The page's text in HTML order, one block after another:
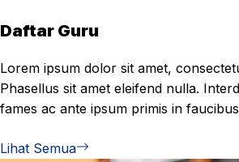
Daftar Guru
Lorem ipsum dolor sit amet,
Phasellus sit amet eleifend nulla.
fames ac ante ipsum primis in
Lihat Semua